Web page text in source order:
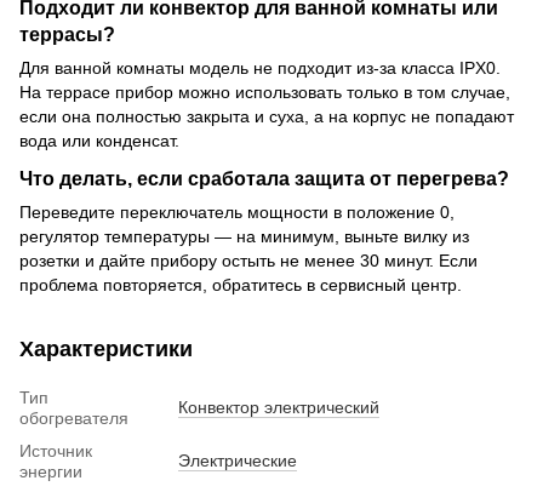
Подходит ли конвектор для ванной комнаты или
террасы?
Для ванной комнаты модель не подходит из-за класса IPX0.
На террасе прибор можно использовать только в том случае,
если она полностью закрыта и суха, а на корпус не попадают
вода или конденсат.
Что делать, если сработала защита от перегрева?
Переведите переключатель мощности в положение 0,
регулятор температуры — на минимум, выньте вилку из
розетки и дайте прибору остыть не менее 30 минут. Если
проблема повторяется, обратитесь в сервисный центр.
Характеристики
Тип
обогревателя
Конвектор электрический
Источник
энергии
Электрические